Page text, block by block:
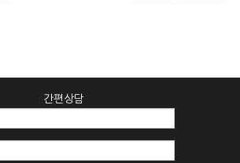
간편상담